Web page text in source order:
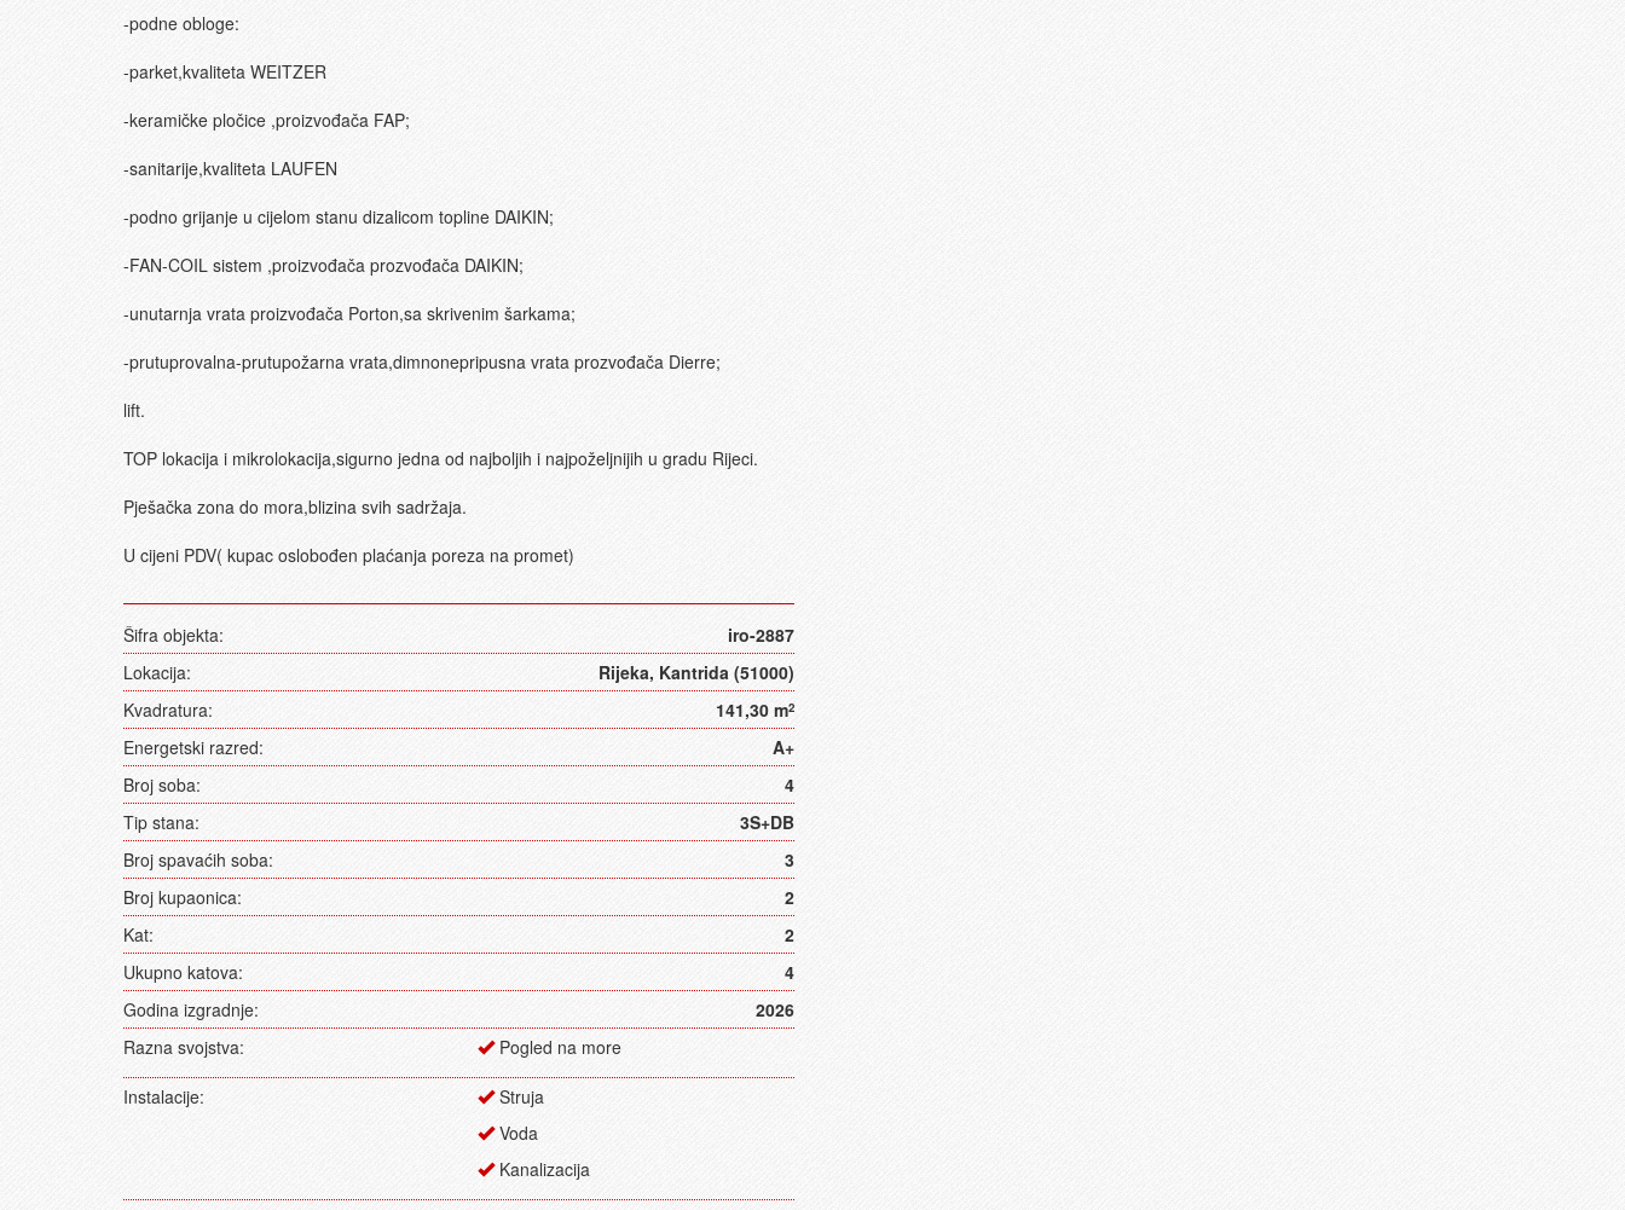
-podne obloge:
-parket,kvaliteta WEITZER
-keramičke pločice ,proizvođača FAP;
-sanitarije,kvaliteta LAUFEN
-podno grijanje u cijelom stanu dizalicom topline DAIKIN;
-FAN-COIL sistem ,proizvođača prozvođača DAIKIN;
-unutarnja vrata proizvođača Porton,sa skrivenim šarkama;
-prutuprovalna-prutupožarna vrata,dimnonepripusna vrata prozvođača Dierre;
lift.
TOP lokacija i mikrolokacija,sigurno jedna od najboljih i najpoželjnijih u gradu Rijeci.
Pješačka zona do mora,blizina svih sadržaja.
U cijeni PDV( kupac oslobođen plaćanja poreza na promet)
Šifra objekta:
iro-2887
Lokacija:
Rijeka, Kantrida (51000)
Kvadratura:
141,30 m2
Energetski razred:
A+
Broj soba:
4
Tip stana:
3S+DB
Broj spavaćih soba:
3
Broj kupaonica:
2
Kat:
2
Ukupno katova:
4
Godina izgradnje:
2026
Razna svojstva:
Pogled na more
Instalacije:
Struja
Voda
Kanalizacija